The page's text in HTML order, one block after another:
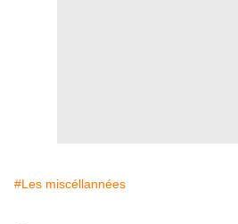
#Les miscéllannées